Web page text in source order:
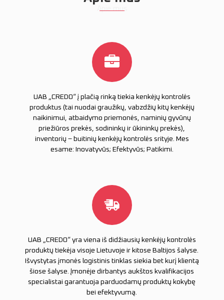
UAB „CREDO“ į plačią rinką tiekia kenkėjų kontrolės
produktus (tai nuodai graužikų, vabzdžių kitų kenkėjų
naikinimui, atbaidymo priemonės, naminių gyvūnų
priežiūros prekės, sodininkų ir ūkininkų prekės),
inventorių – buitinių kenkėjų kontrolės srityje. Mes
esame: Inovatyvūs; Efektyvūs; Patikimi.
UAB „CREDO“ yra viena iš didžiausių kenkėjų kontrolės
produktų tiekėja visoje Lietuvoje ir kitose Baltijos šalyse.
Išvystytas įmonės logistinis tinklas siekia bet kurį klientą
šiose šalyse. Įmonėje dirbantys aukštos kvalifikacijos
specialistai garantuoja parduodamų produktų kokybę
bei efektyvumą.